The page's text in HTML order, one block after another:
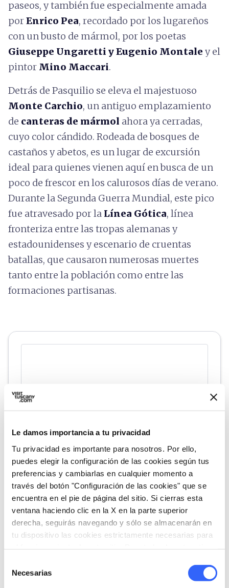
Le damos importancia a tu privacidad
Tu privacidad es importante para nosotros. Por ello,
puedes elegir la configuración de las cookies según tus
preferencias y cambiarlas en cualquier momento a
través del botón "Configuración de las cookies" que se
encuentra en el pie de página del sitio. Si cierras esta
ventana haciendo clic en la X en la parte superior
derecha, seguirás navegando y sólo se almacenarán en
tu dispositivo las cookies estrictamente necesarias para
Necesarias
paseos, y también fue especialmente amada
porEnrico Pea, recordado por los lugareños
con un busto de mármol, por los poetas
Giuseppe Ungaretti y Eugenio Montale y el
pintor Mino Maccari.
Detrás de Pasquilio se eleva el majestuoso
Monte Carchio, un antiguo emplazamiento
de canteras de mármol ahora ya cerradas,
cuyo color cándido. Rodeada de bosques de
castaños y abetos, es un lugar de excursión
ideal para quienes vienen aquí en busca de un
poco de frescor en los calurosos días de verano.
Durante la Segunda Guerra Mundial, este pico
fue atravesado por la Línea Gótica, línea
fronteriza entre las tropas alemanas y
estadounidenses y escenario de cruentas
batallas, que causaron numerosas muertes
tanto entre la población como entre las
formaciones partisanas.
directions Indicaciones
Informaciones
home Dónde
Montignoso MS, 54038 Montignoso MS,
Italia